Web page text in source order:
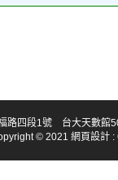
路四段1號 台大天數館
© 2021 網頁設計 :